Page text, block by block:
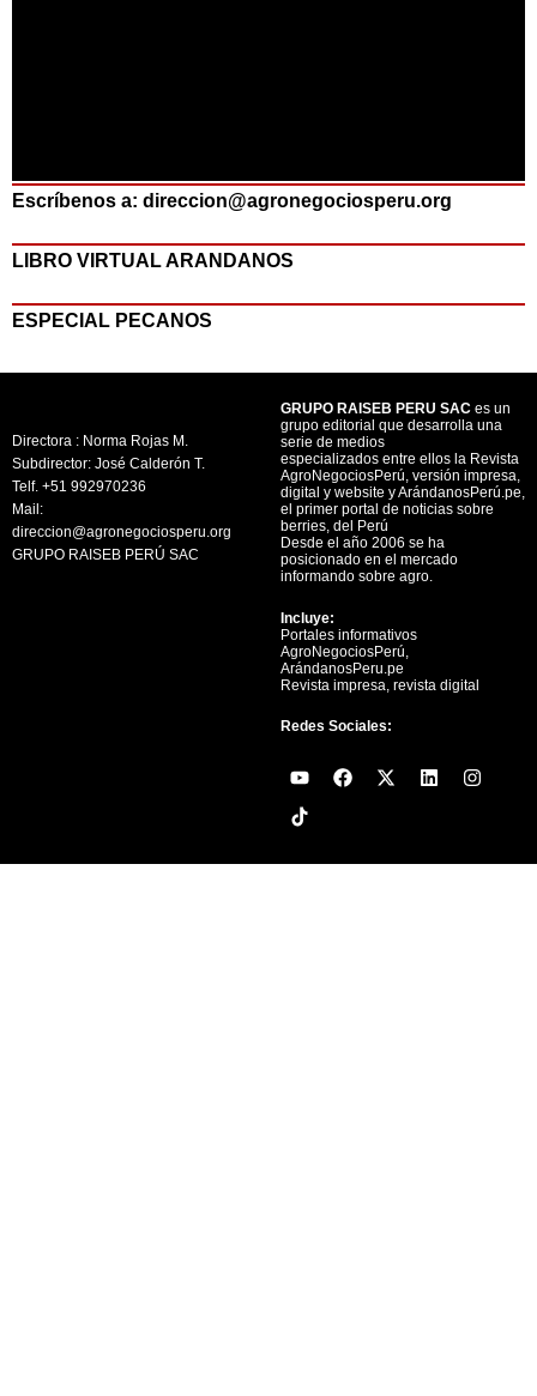
Escríbenos a: direccion@agronegociosperu.org
LIBRO VIRTUAL ARANDANOS
ESPECIAL PECANOS
Directora : Norma Rojas M.
Subdirector: José Calderón T.
Telf. +51 992970236
Mail:
direccion@agronegociosperu.org
GRUPO RAISEB PERÚ SAC
GRUPO RAISEB PERU SAC es un
grupo editorial que desarrolla una
serie de medios
especializados entre ellos la Revista
AgroNegociosPerú, versión impresa,
digital y website y ArándanosPerú.pe,
el primer portal de noticias sobre
berries, del Perú
Desde el año 2006 se ha
posicionado en el mercado
informando sobre agro.
Incluye:
Portales informativos
AgroNegociosPerú,
ArándanosPeru.pe
Revista impresa, revista digital
Redes Sociales:
Y
o
u
t
b
F
a
o
X
-
t
L
i
d
I
n
g